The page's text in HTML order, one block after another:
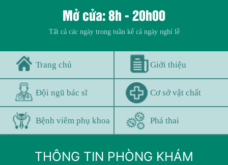
Mở cửa: 8h - 20h00
Tất cả các ngày trong tuần kể cả ngày nghỉ lễ
Trang chủ Giới thiệu
Đội ngũ bác sĩ Cơ sở vật chất
Bệnh viêm phụ khoa Phá thai
THÔNG TIN PHÒNG KHÁM